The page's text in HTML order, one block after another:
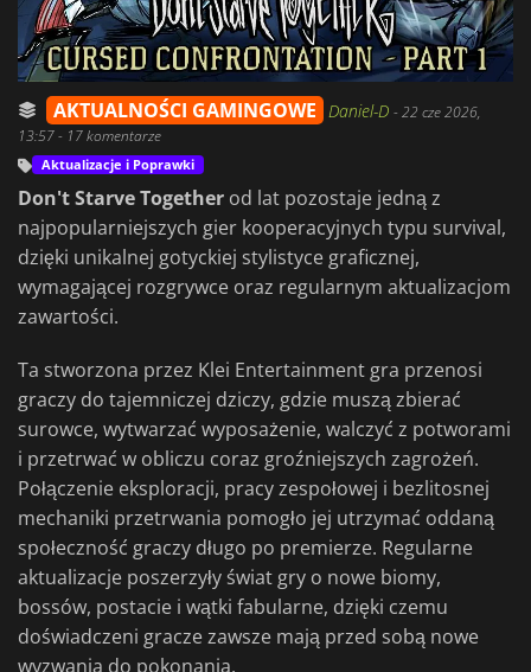
AKTUALNOŚCI GAMINGOWE Daniel-D -22 cze 2026,
13:57- 17 komentarze
Aktualizacje i Poprawki
Don't Starve Together od lat pozostaje jedną z
najpopularniejszych gier kooperacyjnych typu survival,
dzięki unikalnej gotyckiej stylistyce graficznej,
wymagającej rozgrywce oraz regularnym aktualizacjom
zawartości.
Ta stworzona przez Klei Entertainment gra przenosi
graczy do tajemniczej dziczy, gdzie muszą zbierać
surowce, wytwarzać wyposażenie, walczyć z potworami
i przetrwać w obliczu coraz groźniejszych zagrożeń.
Połączenie eksploracji, pracy zespołowej i bezlitosnej
mechaniki przetrwania pomogło jej utrzymać oddaną
społeczność graczy długo po premierze. Regularne
aktualizacje poszerzyły świat gry o nowe biomy,
bossów, postacie i wątki fabularne, dzięki czemu
doświadczeni gracze zawsze mają przed sobą nowe
wyzwania do pokonania.